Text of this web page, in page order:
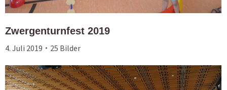
Zwergenturnfest 2019
4. Juli 2019 25 Bilder